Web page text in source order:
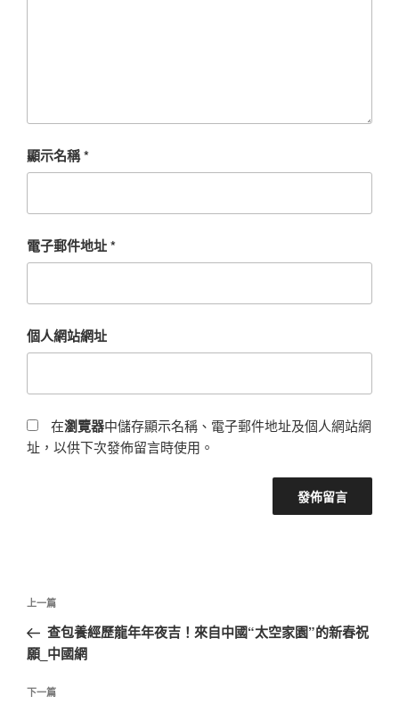
顯示名稱*
電子郵件地址*
個人網站網址
在瀏覽器中儲存顯示名稱、電子郵件地址及個人網站網
址，以供下次發佈留言時使用。
文
導
覽
上
一
篇
章
上一篇
查包養經歷龍年年夜吉！來自中國“太空家園”的新春祝
願_中國網
下
下一篇